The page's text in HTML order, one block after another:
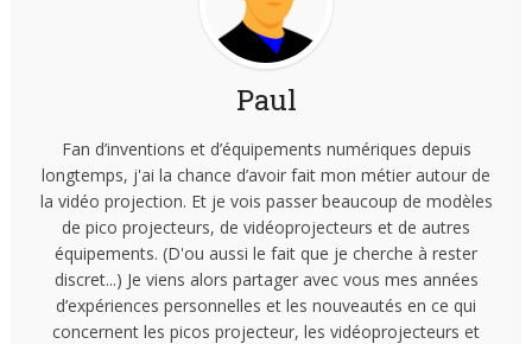
Paul
Fan d’inventions et d’équipements numériques depuis
longtemps, j'ai la chance d’avoir fait mon métier autour de
la vidéo projection. Et je vois passer beaucoup de modèles
de pico projecteurs, de vidéoprojecteurs et de autres
équipements. (D'ou aussi le fait que je cherche à rester
discret...) Je viens alors partager avec vous mes années
d’expériences personnelles et les nouveautés en ce qui
concernent les picos projecteur, les vidéoprojecteurs et